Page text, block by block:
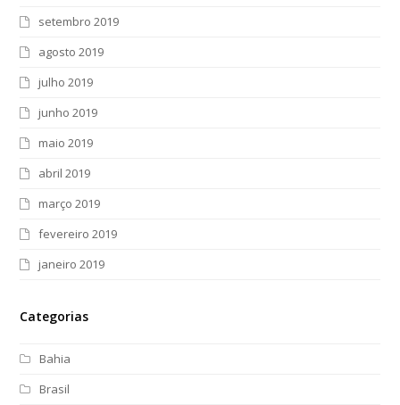
setembro 2019
agosto 2019
julho 2019
junho 2019
maio 2019
abril 2019
março 2019
fevereiro 2019
janeiro 2019
Categorias
Bahia
Brasil